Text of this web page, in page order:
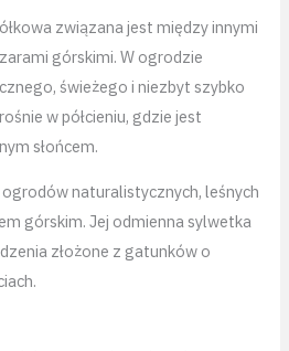
związana jest między innymi
górskimi. W ogrodzie
świeżego i niezbyt szybko
w półcieniu, gdzie jest
słońcem.
naturalistycznych, leśnych
górskim. Jej odmienna sylwetka
złożone z gatunków o